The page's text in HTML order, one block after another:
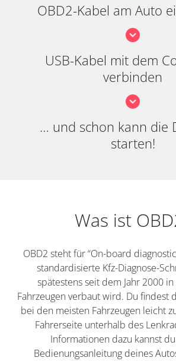
OBD2-Kabel am Auto
USB-Kabel mit dem
verbinden
… und schon kann die
starten!
Was ist
OBD2 steht für “On-board
standardisierte Kfz-Diagnose-
spätestens seit dem Jahr 2000
Fahrzeugen verbaut wird. Du findest
bei den meisten Fahrzeugen leicht
Fahrerseite unterhalb des
Informationen dazu kannst
Bedienungsanleitung deines